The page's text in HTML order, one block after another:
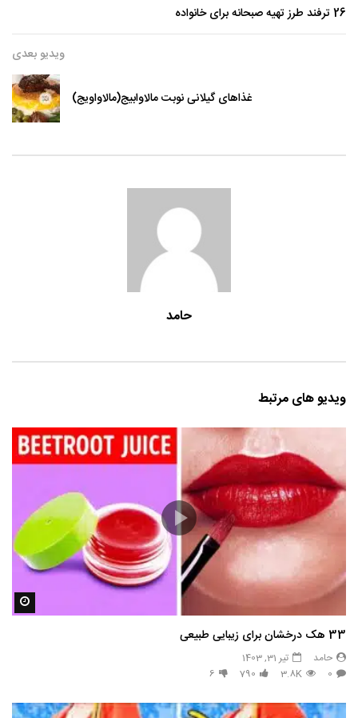
26 ترفند طرز تهیه صبحانه برای خانواده
ویدیو بعدی
غذاهای گیلانی نوبت مالاوابیج(مالاواویج)
حامد
ویدیو های مرتبط
33 هک درخشان برای زیبایی طبیعی
حامد
تیر 31, 1403
0
3.8K
790
6